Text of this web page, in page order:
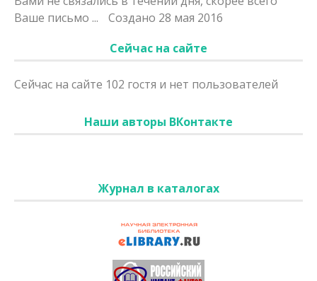
Ваше письмо ...
Создано 28 мая 2016
Сейчас на сайте
Сейчас на сайте 102 гостя и нет пользователей
Наши авторы ВКонтакте
Журнал в каталогах